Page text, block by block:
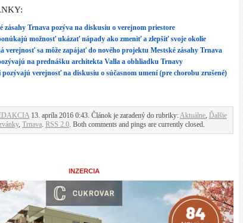
zásahy Trnava pozýva na diskusiu o verejnom priestore
možnosť ukázať nápady ako zmeniť a zlepšiť svoje okolie
verejnosť sa môže zapájať do nového projektu Mestské zásahy Trnava
na prednášku architekta Valla a obhliadku Trnavy
verejnosť na diskusiu o súčasnom umení (pre chorobu zrušené)
13. apríla 2016 0:43. Článok je zaradený do rubriky:Aktuálne, Ďalšie
, Trnava. RSS 2.0. Both comments and pings are currently closed.
INZERCIA